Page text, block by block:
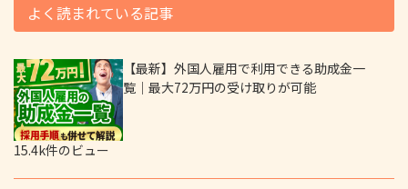
よく読まれている記事
【最新】外国人雇用で利用できる助成金一
覧｜最大72万円の受け取りが可能
15.4k件のビュー